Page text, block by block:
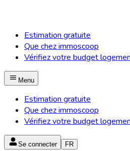
Estimation gratuite
Que chez immoscoop
Vérifiez votre budget
Menu
Estimation gratuite
Que chez immoscoop
Vérifiez votre budget
Se connecter FR